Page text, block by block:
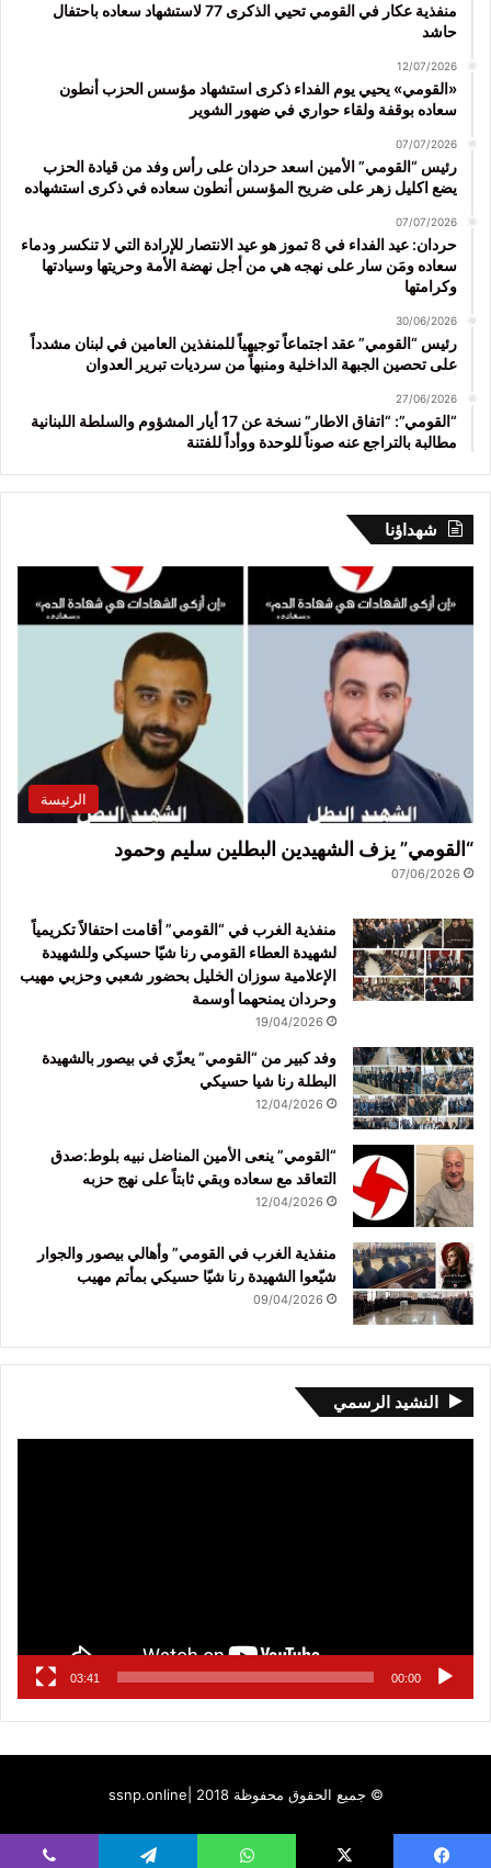
منفذية عكار في القومي تحيي الذكرى 77 لاستشهاد سعاده باحتفال
حاشد
12/07/2026
«القومي» يحيي يوم الفداء ذكرى استشهاد مؤسس الحزب أنطون
سعاده بوقفة ولقاء حواري في ضهور الشوير
07/07/2026
رئيس “القومي” الأمين اسعد حردان على رأس وفد من قيادة الحزب
يضع اكليل زهر على ضريح المؤسس أنطون سعاده في ذكرى استشهاده
07/07/2026
حردان: عيد الفداء في 8 تموز هو عيد الانتصار للإرادة التي لا تنكسر ودماء
سعاده ومَن سار على نهجه هي من أجل نهضة الأمة وحريتها وسيادتها
وكرامتها
30/06/2026
رئيس “القومي” عقد اجتماعاً توجيهياً للمنفذين العامين في لبنان مشدداً
على تحصين الجبهة الداخلية ومنبهاً من سرديات تبرير العدوان
27/06/2026
“القومي”: “اتفاق الاطار” نسخة عن 17 أيار المشؤوم والسلطة اللبنانية
مطالبة بالتراجع عنه صوناً للوحدة ووأداً للفتنة
شهداؤنا
الرئيسة
“القومي” يزف الشهيدين البطلين سليم وحمود
07/06/2026
منفذية الغرب في “القومي” أقامت احتفالاً تكريمياً
لشهيدة العطاء القومي رنا شيّا حسيكي وللشهيدة
الإعلامية سوزان الخليل بحضور شعبي وحزبي مهيب
وحردان يمنحهما أوسمة
19/04/2026
وفد كبير من “القومي” يعزّي في بيصور بالشهيدة
البطلة رنا شيا حسيكي
12/04/2026
“القومي” ينعى الأمين المناضل نبيه بلوط:صدق
التعاقد مع سعاده وبقي ثابتاً على نهج حزبه
12/04/2026
منفذية الغرب في القومي” وأهالي بيصور والجوار
شيّعوا الشهيدة رنا شيّا حسيكي بمأتم مهيب
09/04/2026
النشيد الرسمي
00:00
03:41
© جميع الحقوق محفوظة 2018 | ssnp.online